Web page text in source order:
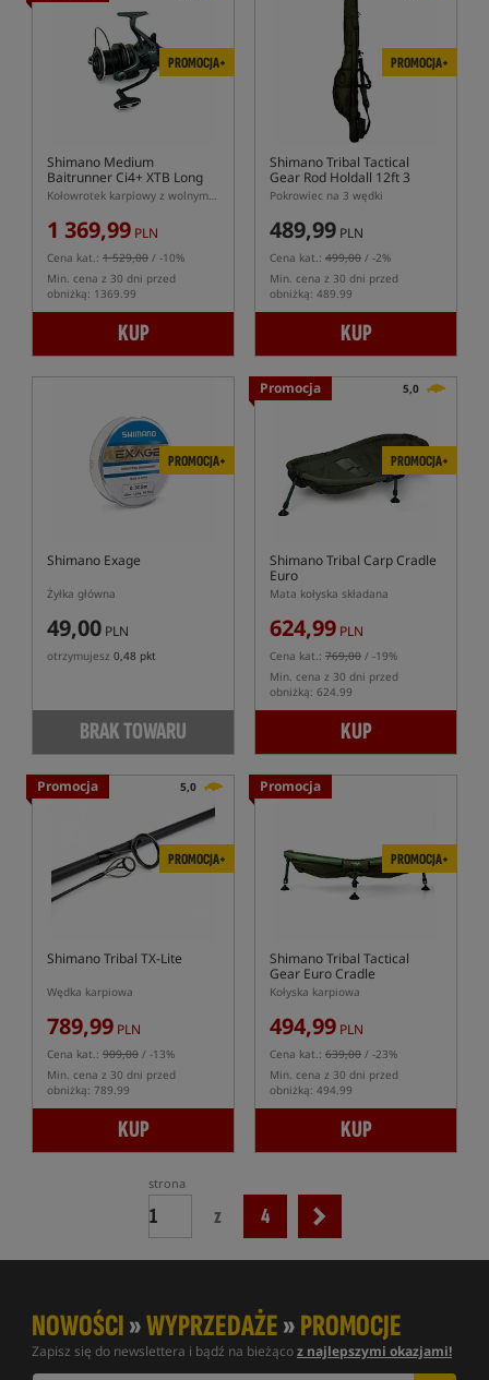
PROMOCJA+
Shimano Medium
Baitrunner Ci4+ XTB Long
Cast
Kołowrotek karpiowy z wolnym biegiem
1 369,99 PLN
Cena kat.: 1 529,00 / -10%
Min. cena z 30 dni przed
obniżką: 1369.99
KUP
PROMOCJA+
Shimano Tribal Tactical
Gear Rod Holdall 12ft 3
Rods
Pokrowiec na 3 wędki
489,99 PLN
Cena kat.: 499,00 / -2%
Min. cena z 30 dni przed
obniżką: 489.99
KUP
PROMOCJA+
Shimano Exage
Żyłka główna
49,00 PLN
otrzymujesz 0,48 pkt
BRAK TOWARU
Promocja 5,0
PROMOCJA+
Shimano Tribal Carp Cradle
Euro
Mata kołyska składana
624,99 PLN
Cena kat.: 769,00 / -19%
Min. cena z 30 dni przed
obniżką: 624.99
KUP
Promocja 5,0
PROMOCJA+
Shimano Tribal TX-Lite
Wędka karpiowa
789,99 PLN
Cena kat.: 909,00 / -13%
Min. cena z 30 dni przed
obniżką: 789.99
KUP
Promocja
PROMOCJA+
Shimano Tribal Tactical
Gear Euro Cradle
Kołyska karpiowa
494,99 PLN
Cena kat.: 639,00 / -23%
Min. cena z 30 dni przed
obniżką: 494.99
KUP
strona
z 4
NOWOŚCI»WYPRZEDAŻE»PROMOCJE
Zapisz się do newslettera i bądź na bieżącoz najlepszymi okazjami!